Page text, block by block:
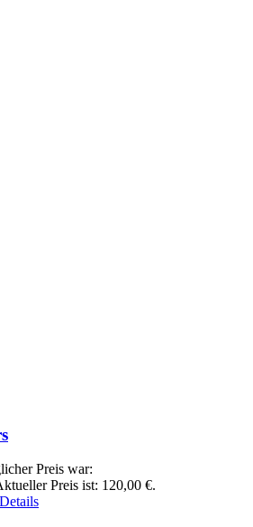
Preis war:
Preis ist: 120,00 €.
Details